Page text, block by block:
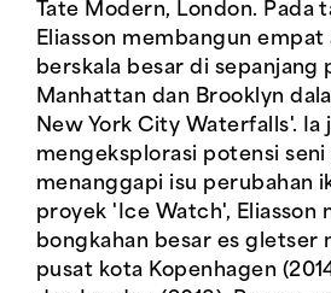
Tate Modern, London. Pada
Eliasson membangun
berskala besar di sepanjang
Manhattan dan Brooklyn
New York City Waterfalls'. Ia
mengeksplorasi potensi seni
menanggapi isu perubahan
proyek 'Ice Watch', Eliasson
bongkahan besar es gletser
pusat kota Kopenhagen